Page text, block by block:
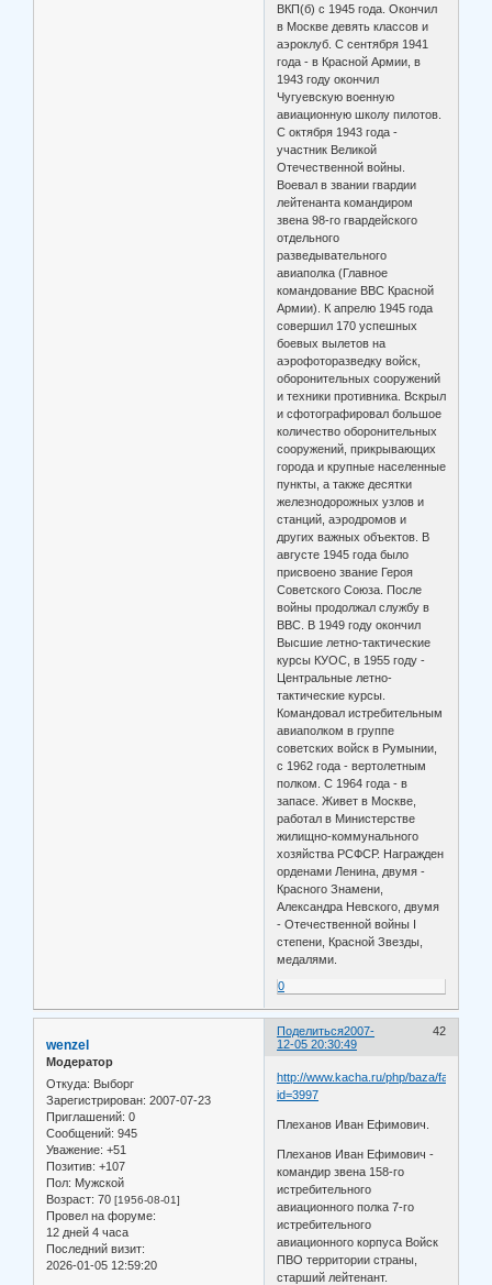
ВКП(б) с 1945 года. Окончил
в Москве девять классов и
аэроклуб. С сентября 1941
года - в Красной Армии, в
1943 году окончил
Чугуевскую военную
авиационную школу пилотов.
С октября 1943 года -
участник Великой
Отечественной войны.
Воевал в звании гвардии
лейтенанта командиром
звена 98-го гвардейского
отдельного
разведывательного
авиаполка (Главное
командование ВВС Красной
Армии). К апрелю 1945 года
совершил 170 успешных
боевых вылетов на
аэрофоторазведку войск,
оборонительных сооружений
и техники противника. Вскрыл
и сфотографировал большое
количество оборонительных
сооружений, прикрывающих
города и крупные населенные
пункты, а также десятки
железнодорожных узлов и
станций, аэродромов и
других важных объектов. В
августе 1945 года было
присвоено звание Героя
Советского Союза. После
войны продолжал службу в
ВВС. В 1949 году окончил
Высшие летно-тактические
курсы КУОС, в 1955 году -
Центральные летно-
тактические курсы.
Командовал истребительным
авиаполком в группе
советских войск в Румынии,
с 1962 года - вертолетным
полком. С 1964 года - в
запасе. Живет в Москве,
работал в Министерстве
жилищно-коммунального
хозяйства РСФСР. Награжден
орденами Ленина, двумя -
Красного Знамени,
Александра Невского, двумя
- Отечественной войны I
степени, Красной Звезды,
медалями.
0
Поделиться 42
2007-
12-05 20:30:49
wenzel
Модератор
Откуда: Выборг
Зарегистрирован: 2007-07-23
Приглашений: 0
Сообщений: 945
Уважение: +51
Позитив: +107
Пол: Мужской
Возраст: 70 [1956-08-01]
Провел на форуме:
12 дней 4 часа
Последний визит:
2026-01-05 12:59:20
http://www.kacha.ru/php/baza/face.php?
id=3997
Плеханов Иван Ефимович.
Плеханов Иван Ефимович -
командир звена 158-го
истребительного
авиационного полка 7-го
истребительного
авиационного корпуса Войск
ПВО территории страны,
старший лейтенант.